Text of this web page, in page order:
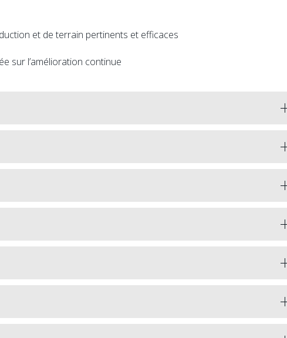
et de terrain pertinents et efficaces
sur l’amélioration continue